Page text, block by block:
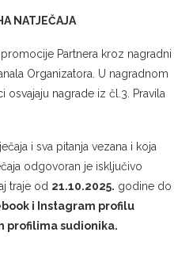
NATJEČAJA
Partnera kroz nagradni
Organizatora. U nagradnom
osvajaju nagrade iz čl.3. Pravila
i sva pitanja vezana i koja
odgovoran je isključivo
traje od 21.10.2025. godine do
i Instagram profilu
profilima sudionika.